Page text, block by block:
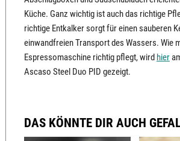
Küche. Ganz wichtig ist auch das richtige
richtige Entkalker sorgt für einen sauberen
einwandfreien Transport des Wassers. Wie
Espressomaschine richtig pflegt, wird hier
Ascaso Steel Duo PID gezeigt.
DAS KÖNNTE DIR AUCH